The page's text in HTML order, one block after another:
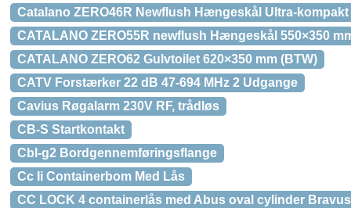
Catalano ZERO46R Newflush Hængeskål Ultra-kompakt
CATALANO ZERO55R newflush Hængeskål 550×350
CATALANO ZERO62 Gulvtoilet 620×350 mm (BTW)
CATV Forstærker 22 dB 47-694 MHz 2 Udgange
Cavius Røgalarm 230V RF, trådløs
CB-S Startkontakt
Cbl-g2 Bordgennemføringsflange
Cc Ii Containerbom Med Lås
CC LOCK 4 containerlås med Abus oval cylinder